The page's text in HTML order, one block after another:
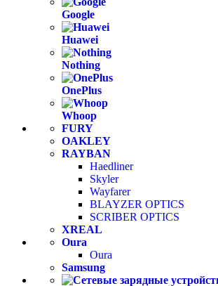
Google
Huawei
Nothing
OnePlus
Whoop
FURY
OAKLEY
RAYBAN
Haedliner
Skyler
Wayfarer
BLAYZER OPTICS
SCRIBER OPTICS
XREAL
Oura
Oura
Samsung